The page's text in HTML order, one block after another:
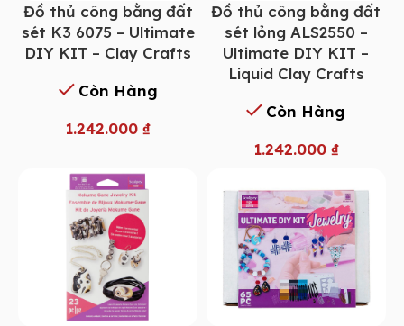
Đồ thủ công bằng đất
sét K3 6075 – Ultimate
DIY KIT – Clay Crafts
Còn Hàng
1.242.000 ₫
Đồ thủ công bằng đất
sét lỏng ALS2550 –
Ultimate DIY KIT –
Liquid Clay Crafts
Còn Hàng
1.242.000 ₫